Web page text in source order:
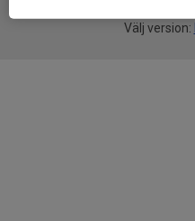
Välj version: